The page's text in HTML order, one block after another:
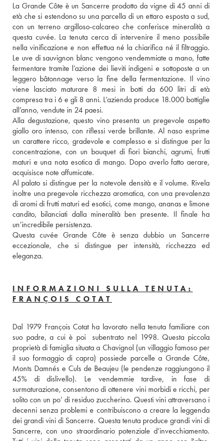
La Grande Côte è un Sancerre prodotto da vigne di 45 anni di
età che si estendono su una parcella di un ettaro esposta a sud,
con un terreno argilloso-calcareo che conferisce mineralità a
questa cuvée. La tenuta cerca di intervenire il meno possibile
nella vinificazione e non effettua né la chiarifica né il filtraggio.
Le uve di sauvignon blanc vengono vendemmiate a mano, fatte
fermentare tramite l’azione dei lieviti indigeni e sottoposte a un
leggero bâtonnage verso la fine della fermentazione. Il vino
viene lasciato maturare 8 mesi in botti da 600 litri di età
compresa tra i 6 e gli 8 anni. L’azienda produce 18.000 bottiglie
all’anno, vendute in 24 paesi.
Alla degustazione, questo vino presenta un pregevole aspetto
giallo oro intenso, con riflessi verde brillante. Al naso esprime
un carattere ricco, gradevole e complesso e si distingue per la
concentrazione, con un bouquet di fiori bianchi, agrumi, frutti
maturi e una nota esotica di mango. Dopo averlo fatto aerare,
acquisisce note affumicate.
Al palato si distingue per la notevole densità e il volume. Rivela
inoltre una pregevole ricchezza aromatica, con una prevalenza
di aromi di frutti maturi ed esotici, come mango, ananas e limone
candito, bilanciati dalla mineralità ben presente. Il finale ha
un’incredibile persistenza.
Questa cuvée Grande Côte è senza dubbio un Sancerre
eccezionale, che si distingue per intensità, ricchezza ed
eleganza.
INFORMAZIONI SULLA TENUTA:
FRANÇOIS COTAT
Dal 1979 François Cotat ha lavorato nella tenuta familiare con
suo padre, a cui è poi  subentrato nel 1998. Questa piccola
proprietà di famiglia situata a Chavignol (un villaggio famoso per
il suo formaggio di capra) possiede parcelle a Grande Côte,
Monts Damnés e Culs de Beaujeu (le pendenze raggiungono il
45% di dislivello). Le vendemmie tardive, in fase di
surmaturazione, consentono di ottenere vini morbidi e ricchi, per
solito con un po’ di residuo zuccherino. Questi vini attraversano i
decenni senza problemi e contribuiscono a creare la leggenda
dei grandi vini di Sancerre. Questa tenuta produce grandi vini di
Sancerre, con uno straordinario potenziale d’invecchiamento.